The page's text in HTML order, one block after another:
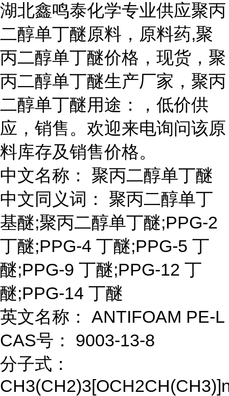
湖北鑫鸣泰化学专业供应聚丙
二醇单丁醚原料，原料药,聚
丙二醇单丁醚价格，现货，聚
丙二醇单丁醚生产厂家，聚丙
二醇单丁醚用途：，低价供
应，销售。欢迎来电询问该原
料库存及销售价格。
中文名称： 聚丙二醇单丁醚
中文同义词： 聚丙二醇单丁
基醚;聚丙二醇单丁醚;PPG-2
丁醚;PPG-4 丁醚;PPG-5 丁
醚;PPG-9 丁醚;PPG-12 丁
醚;PPG-14 丁醚
英文名称： ANTIFOAM PE-L
CAS号： 9003-13-8
分子式：